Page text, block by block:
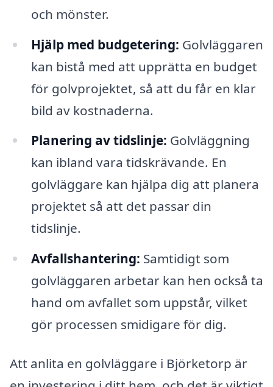
och mönster.
Hjälp med budgetering: Golvläggaren
kan bistå med att upprätta en budget
för golvprojektet, så att du får en klar
bild av kostnaderna.
Planering av tidslinje: Golvläggning
kan ibland vara tidskrävande. En
golvläggare kan hjälpa dig att planera
projektet så att det passar din
tidslinje.
Avfallshantering: Samtidigt som
golvläggaren arbetar kan hen också ta
hand om avfallet som uppstår, vilket
gör processen smidigare för dig.
Att anlita en golvläggare i Björketorp är